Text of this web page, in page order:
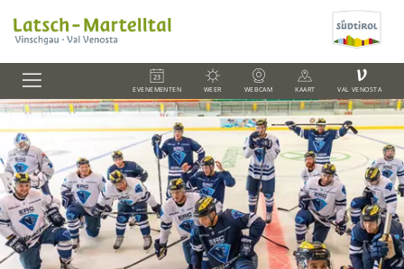
EVENEMENTEN WEER WEBCAM KAART
V
VAL VENOSTA